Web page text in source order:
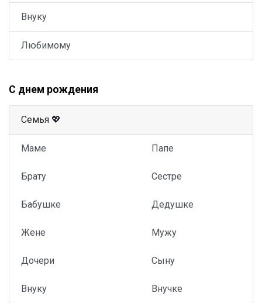
Внуку
Любимому
С днем рождения
Семья 💖
Маме Папе
Брату Сестре
Бабушке Дедушке
Жене Мужу
Дочери Сыну
Внуку Внучке